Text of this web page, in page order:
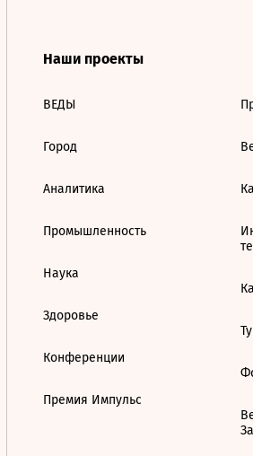
Наши проекты
ВЕДЫ
Город
Аналитика
Промышленность
Наука
Здоровье
Конференции
Премия Импульс